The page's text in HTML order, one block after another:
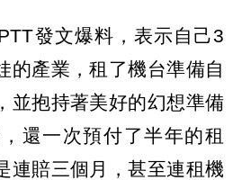
發文爆料，表示自己3
的產業，租了機台準備自
並抱持著美好的幻想準備
還一次預付了半年的租
連賠三個月，甚至連租機